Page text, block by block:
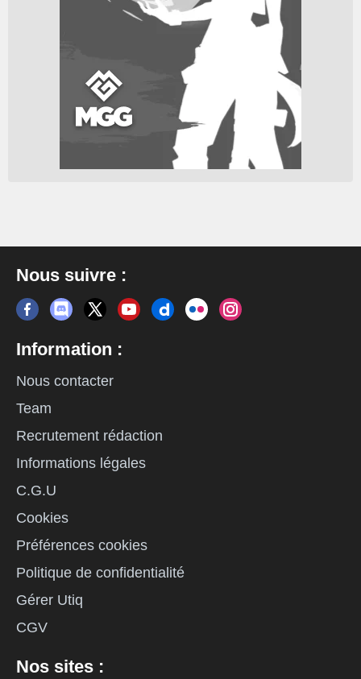
Nous suivre :
Information :
Nous contacter
Team
Recrutement rédaction
Informations légales
C.G.U
Cookies
Préférences cookies
Politique de confidentialité
Gérer Utiq
CGV
Nos sites :